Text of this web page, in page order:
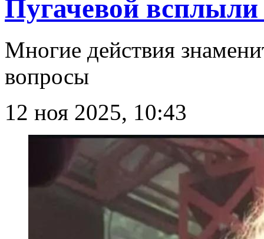
Пугачевой
Многие действия
вопросы
12 ноя 2025, 10:43